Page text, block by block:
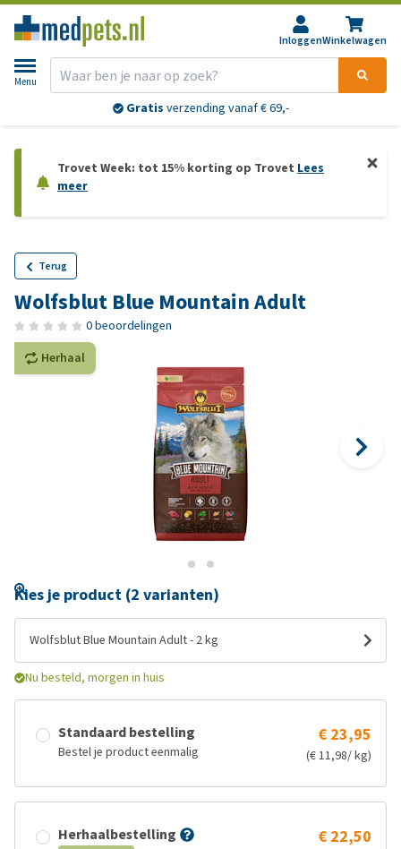
InloggenWinkelwagen
Menu
Gratis verzending vanaf € 69,-
Trovet Week: tot 15% korting op Trovet Lees
meer
Terug
Wolfsblut Blue Mountain Adult
0 beoordelingen
Herhaal
Kies je product (2 varianten)
Wolfsblut Blue Mountain Adult - 2 kg
Nu besteld, morgen in huis
Standaard bestelling
Bestel je product eenmalig
€ 23,95
(€ 11,98/ kg)
Herhaalbestelling € 22,50